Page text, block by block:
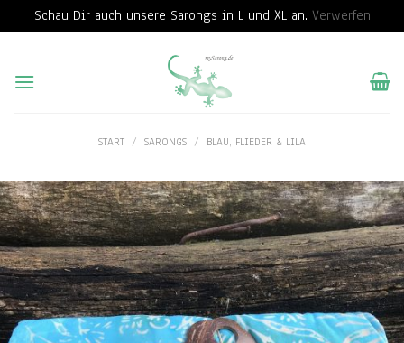
Schau Dir auch unsere Sarongs in L und XL an. Verwerfen
content
START / SARONGS / BLAU, FLIEDER & LILA